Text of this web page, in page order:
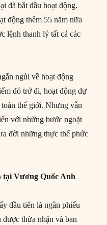
đã bắt đầu hoạt động.
động thêm 55 năm nữa
lệnh thanh lý tất cả các
ngủi về hoạt động
đó trở đi, hoạt động dự
thế giới. Nhưng vẫn
với những bước ngoặt
đời những thực thể phức
tại Vương Quốc Anh
đầu tiên là ngân phiếu
thừa nhận và ban